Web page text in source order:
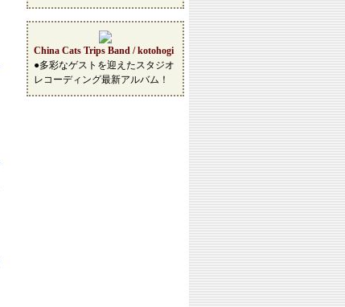
China Cats Trips Band / kotohogi
●多彩なゲストを迎えたスタジオ
レコーディング最新アルバム！